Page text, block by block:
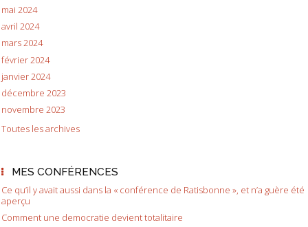
mai 2024
avril 2024
mars 2024
février 2024
janvier 2024
décembre 2023
novembre 2023
Toutes les archives
MES CONFÉRENCES
Ce qu’il y avait aussi dans la « conférence de Ratisbonne », et n’a guère été
aperçu
Comment une democratie devient totalitaire